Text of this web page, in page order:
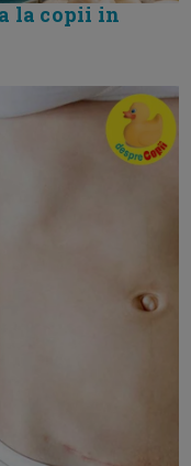
la copii in